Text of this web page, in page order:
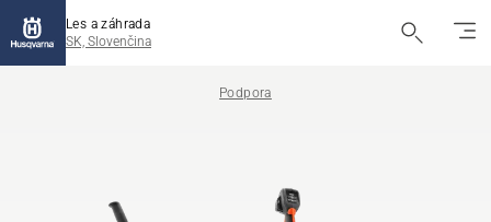
Les a záhrada
SK, Slovenčina
Podpora